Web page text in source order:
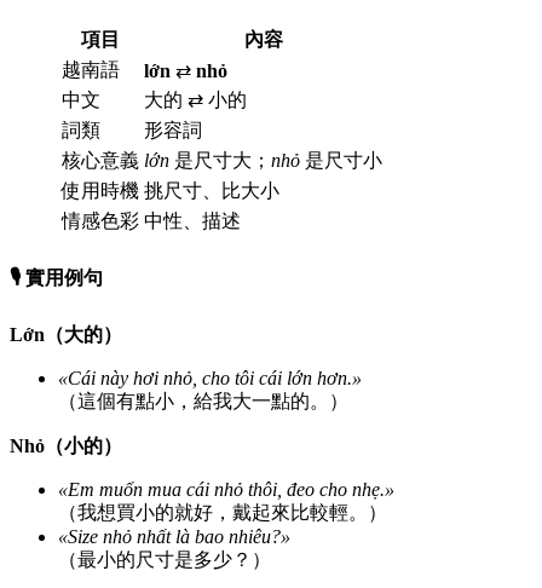
項目
內容
越南語
lớn ⇄ nhỏ
中文
大的 ⇄ 小的
詞類
形容詞
核心意義 lớn 是尺寸大； nhỏ 是尺寸小
使用時機 挑尺寸、比大小
情感色彩 中性、描述
🎙️ 實用例句
Lớn（大的）
«Cái này hơi nhỏ, cho tôi cái lớn hơn.»
（這個有點小，給我大一點的。）
Nhỏ（小的）
«Em muốn mua cái nhỏ thôi, đeo cho nhẹ.»
（我想買小的就好，戴起來比較輕。）
«Size nhỏ nhất là bao nhiêu?»
（最小的尺寸是多少？）